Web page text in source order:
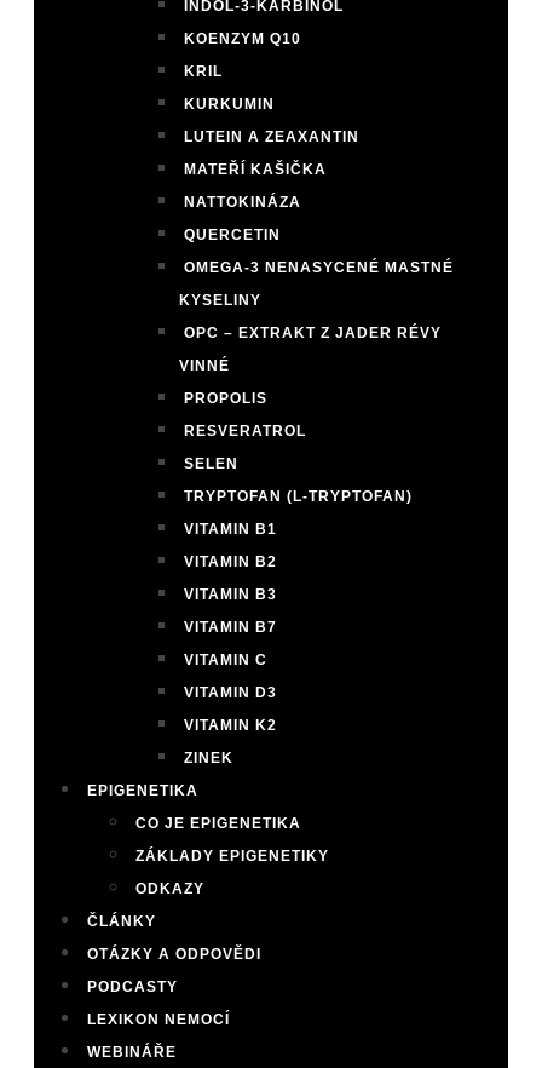
INDOL-3-KARBINOL
KOENZYM Q10
KRIL
KURKUMIN
LUTEIN A ZEAXANTIN
MATEŘÍ KAŠIČKA
NATTOKINÁZA
QUERCETIN
OMEGA-3 NENASYCENÉ MASTNÉ
KYSELINY
OPC – EXTRAKT Z JADER RÉVY
VINNÉ
PROPOLIS
RESVERATROL
SELEN
TRYPTOFAN (L-TRYPTOFAN)
VITAMIN B1
VITAMIN B2
VITAMIN B3
VITAMIN B7
VITAMIN C
VITAMIN D3
VITAMIN K2
ZINEK
EPIGENETIKA
CO JE EPIGENETIKA
ZÁKLADY EPIGENETIKY
ODKAZY
ČLÁNKY
OTÁZKY A ODPOVĚDI
PODCASTY
LEXIKON NEMOCÍ
WEBINÁŘE